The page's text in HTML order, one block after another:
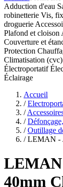
Adduction d'eau
robinetterie Vis,
droguerie
Plafond et cloison
Couverture et
Protection
Climatisation (cvc)
Électroportatif
Éclairage
Accueil
/
/
/
/ Outillage
/ LEMAN -
LEMAN
40mm